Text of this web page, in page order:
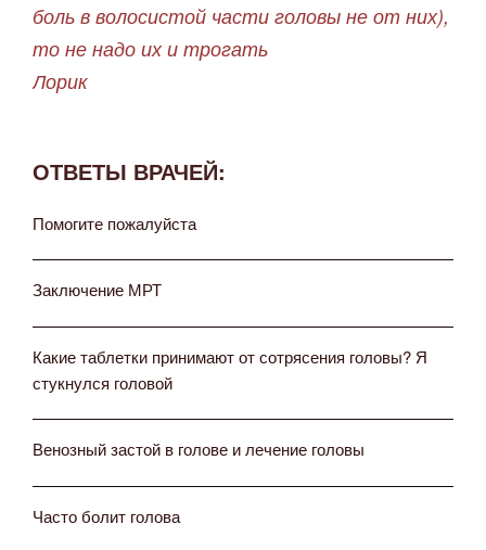
боль в волосистой части головы не от них),
то не надо их и трогать
Лорик
ОТВЕТЫ ВРАЧЕЙ:
Помогите пожалуйста
Заключение МРТ
Какие таблетки принимают от сотрясения головы? Я
стукнулся головой
Венозный застой в голове и лечение головы
Часто болит голова